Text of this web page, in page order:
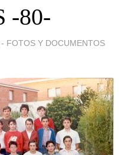
-80-
- FOTOS Y DOCUMENTOS